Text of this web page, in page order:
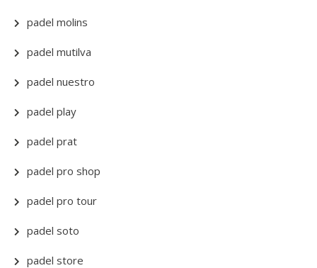
padel molins
padel mutilva
padel nuestro
padel play
padel prat
padel pro shop
padel pro tour
padel soto
padel store